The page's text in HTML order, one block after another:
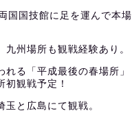
国国技館に足を運んで本場
九州場所も観戦経験あり。
れる「平成最後の春場所」
初観戦予定！
玉と広島にて観戦。